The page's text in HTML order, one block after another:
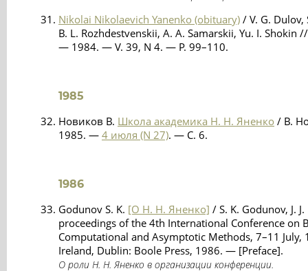
Nikolai Nikolaevich Yanenko (obituary) / V. G. Dulov,
B. L. Rozhdestvenskii, A. A. Samarskii, Yu. I. Shokin
— 1984. — V. 39, N 4. — P. 99–110.
1985
Новиков В. Школа академика Н. Н. Яненко / В.
1985. — 4 июля (N 27). — С. 6.
1986
Godunov S. K. [О Н. Н. Яненко] / S. K. Godunov, J.
proceedings of the 4th International Conference on
Computational and Asymptotic Methods, 7–11 July,
Ireland, Dublin: Boole Press, 1986. — [Preface].
О роли Н. Н. Яненко в организации конференции.